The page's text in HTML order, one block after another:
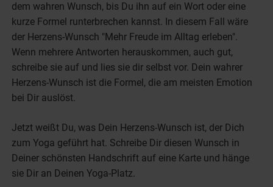
dem wahren Wunsch, bis Du ihn auf ein Wort oder eine
kurze Formel runterbrechen kannst. In diesem Fall wäre
der Herzens-Wunsch "Mehr Freude im Alltag erleben".
Wenn mehrere Antworten herauskommen, auch gut,
schreibe sie auf und lies sie dir selbst vor. Dein wahrer
Herzens-Wunsch ist die Formel, die am meisten Emotion
bei Dir auslöst.
Jetzt weißt Du, was Dein Herzens-Wunsch ist, der Dich
zum Yoga geführt hat. Schreibe Dir diesen Wunsch in
Deiner schönsten Handschrift auf eine Karte und hänge
sie Dir an Deinen Yoga-Platz.